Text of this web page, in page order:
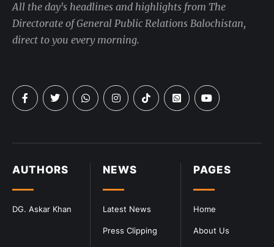
PAGES
Home
About Us
NEWS
Latest News
Press Clipping
AUTHORS
DG. Askar Khan
All the day's headlines and highlights from The
Directorate of General Public Relations Balochistan,
direct to you every morning.